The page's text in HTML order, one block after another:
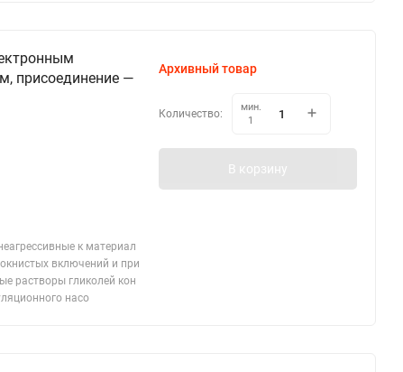
присоединение —
к материал
включений и при
растворы гликолей кон
насо
Архивный товар
Количество:
мин.
1
В корзину